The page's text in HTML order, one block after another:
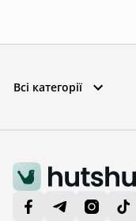
Всі категорії